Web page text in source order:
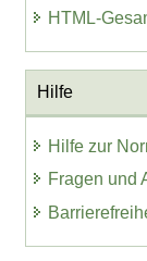
HTML-
Hilfe
Hilfe zur
Fragen und